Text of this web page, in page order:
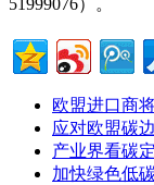
欧盟进口商
应对欧盟碳
产业界看碳
加快绿色低